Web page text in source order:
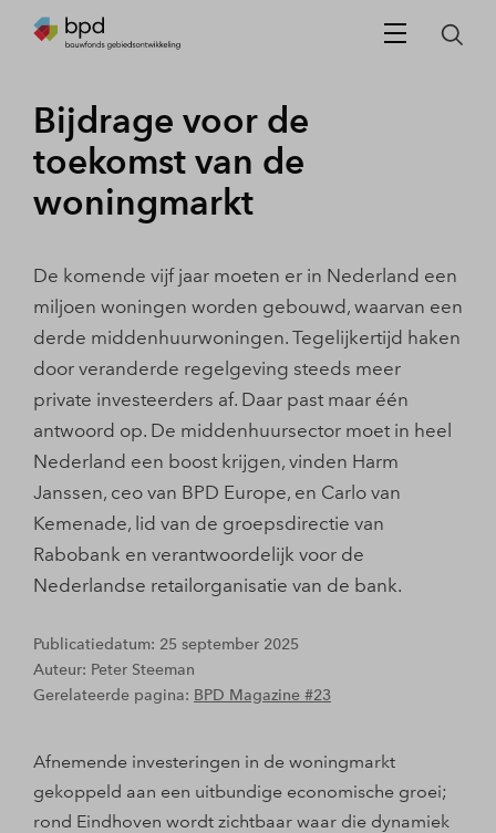
Bijdrage voor de
toekomst van de
woningmarkt
De komende vĳf jaar moeten er in Nederland een
miljoen woningen worden gebouwd, waarvan een
derde middenhuurwoningen. Tegelĳkertĳd haken
door veranderde regelgeving steeds meer
private investeerders af. Daar past maar één
antwoord op. De middenhuursector moet in heel
Nederland een boost krĳgen, vinden Harm
Janssen, ceo van BPD Europe, en Carlo van
Kemenade, lid van de groepsdirectie van
Rabobank en verantwoordelĳk voor de
Nederlandse retailorganisatie van de bank.
Publicatiedatum: 25 september 2025
Auteur: Peter Steeman
Gerelateerde pagina: BPD Magazine #23
Afnemende investeringen in de woningmarkt
gekoppeld aan een uitbundige economische groei;
rond Eindhoven wordt zichtbaar waar die dynamiek